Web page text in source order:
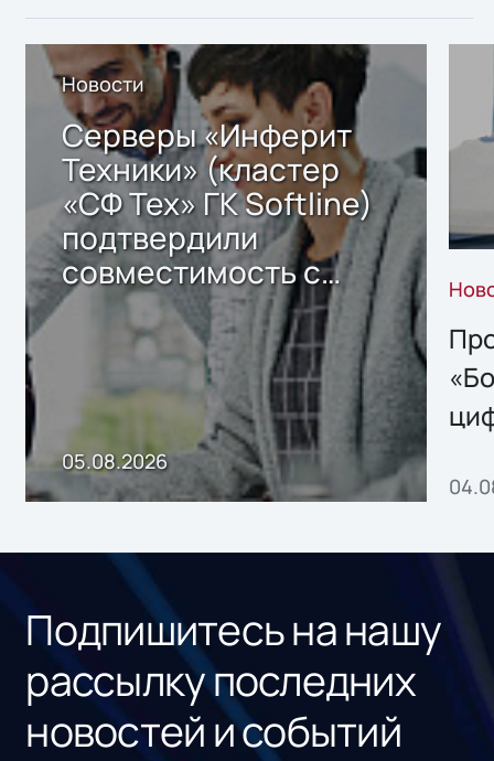
Новости
Серверы «Инферит
Техники» (кластер
«СФ Тех» ГК Softline)
подтвердили
совместимость с
решением Sharx
Storage 2.x для
хранения данных
05.08.2026
Подпишитесь на нашу
рассылку последних
новостей и событий